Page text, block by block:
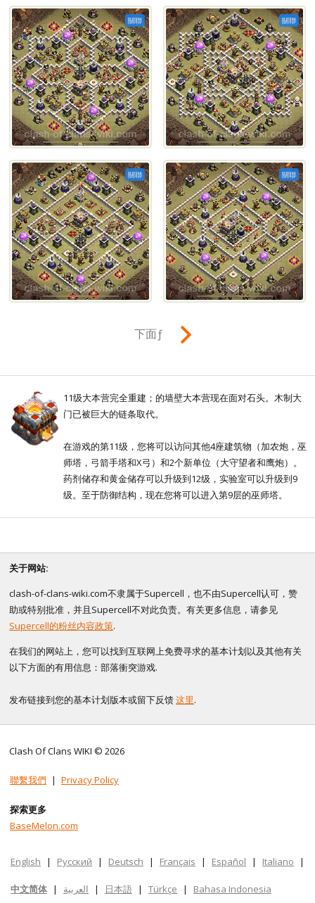
關聯 關聯
關聯 關聯
下面ƒ
11级大本营完全重建；的墙壁大本营现在面对石头。木制大
门已被巨大的链条取代。
在游戏的第11级，您将可以访问其他4座建筑物（加农炮，巫
师塔，弓箭手塔和X弓）和2个新单位（大守望者和鹰炮）。
药剂储存和黄金储存可以升级到12级，实验室可以升级到9
级。至于防御结构，现在您将可以进入第9层的巫师塔。
关于网站:
clash-of-clans-wiki.com不隶属于Supercell，也不由Supercell认可，赞
助或特别批准，并且Supercell不对此负责。有关更多信息，请参见
Supercell的粉丝内容政策.
在我们的网站上，您可以找到互联网上免费寻求的基本计划以及其他有关
以下方面的有用信息：部落衝突游戏.
发布链接到您的基本计划版本或留下反馈这里.
Clash Of Clans WIKI © 2026
聯繫我們 | Privacy Policy
探索更多
BaseMelon.com
English | Русский | Deutsch | Français | Español | Italiano |
中文简体 | العربية | 日本語 | Türkçe | Bahasa Indonesia